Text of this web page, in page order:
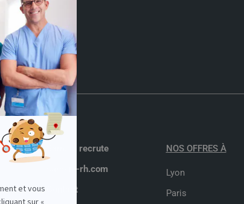
Samsic recrute
samsic-rh.com
Contact
NOS OFFRES À
Lyon
Paris